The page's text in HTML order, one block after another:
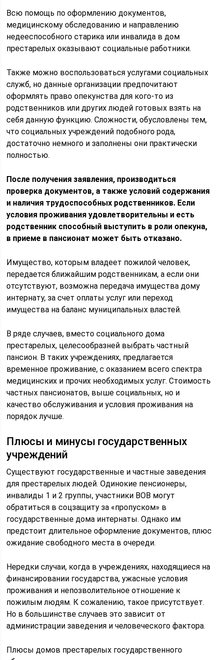
Всю помощь по оформлению документов,
медицинскому обследованию и направлению
недееспособного старика или инвалида в дом
престарелых оказывают социальные работники.
Также можно воспользоваться услугами социальных
служб, но данные организации предпочитают
оформлять право опекунства для кого-то из
родственников или других людей готовых взять на
себя данную функцию. Сложности, обусловлены тем,
что социальных учреждений подобного рода,
достаточно немного и заполнены они практически
полностью.
После получения заявления, производиться
проверка документов, а также условий содержания
и наличия трудоспособных родственников. Если
условия проживания удовлетворительны и есть
родственник способный выступить в роли опекуна,
в приеме в пансионат может быть отказано.
Имущество, которым владеет пожилой человек,
передается ближайшим родственникам, а если они
отсутствуют, возможна передача имущества дому
интернату, за счет оплаты услуг или переход
имущества на баланс муниципальных властей.
В ряде случаев, вместо социального дома
престарелых, целесообразней выбрать частный
пансион. В таких учреждениях, предлагается
временное проживание, с оказанием всего спектра
медицинских и прочих необходимых услуг. Стоимость
частных пансионатов, выше социальных, но и
качество обслуживания и условия проживания на
порядок лучше.
Плюсы и минусы государственных
учреждений
Существуют государственные и частные заведения
для престарелых людей. Одинокие пенсионеры,
инвалиды 1 и 2 группы, участники ВОВ могут
обратиться в соцзащиту за «пропуском» в
государственные дома интернаты. Однако им
предстоит длительное оформление документов, плюс
ожидание свободного места в очереди.
Нередки случаи, когда в учреждениях, находящиеся на
финансировании государства, ужасные условия
проживания и непозволительное отношение к
пожилым людям. К сожалению, такое присутствует.
Но в большинстве случаев это зависит от
администрации заведения и человеческого фактора.
Плюсы домов престарелых государственного